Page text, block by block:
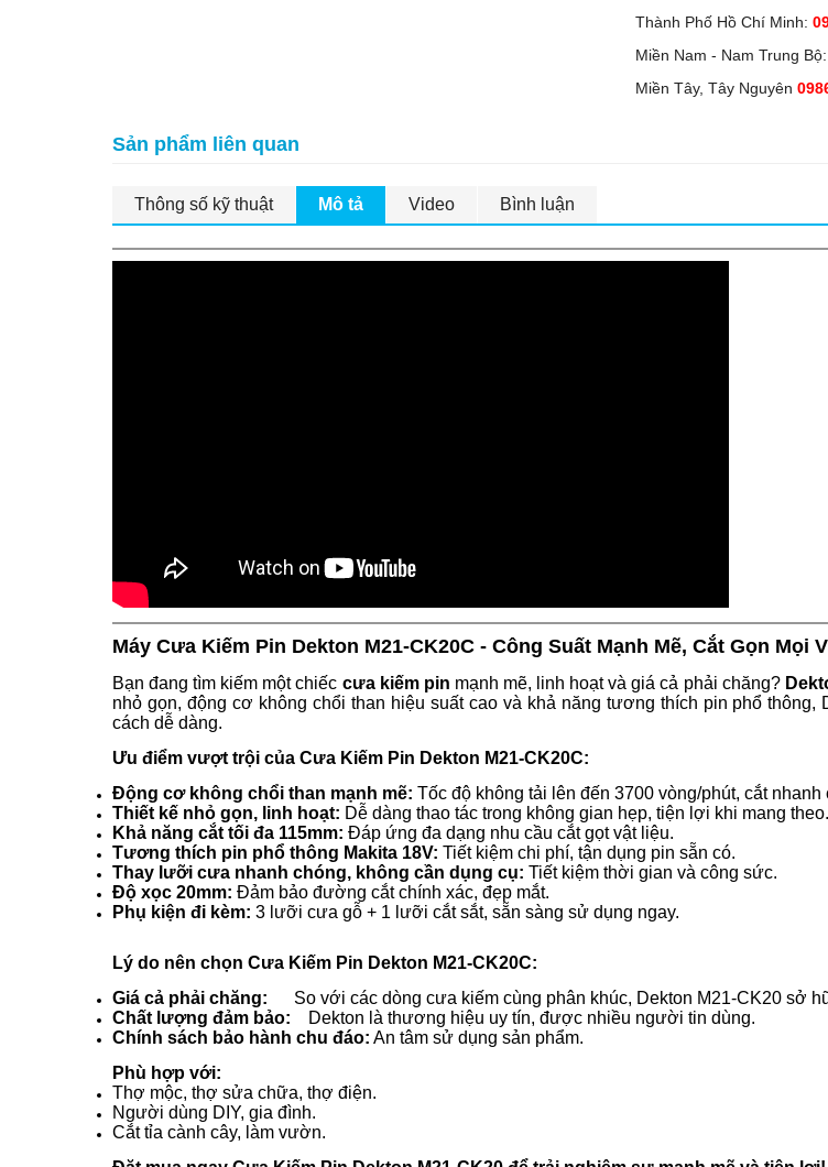
Thành Phố Hồ Chí Minh:
Miền Nam - Nam Trung Bộ:
Miền Tây, Tây Nguyên
Sản phẩm liên quan
Thông số kỹ thuật Mô tả Video Bình luận
Máy Cưa Kiếm Pin Dekton M21-CK20C - Công Suất Mạnh Mẽ, Cắt Gọn Mọi
Bạn đang tìm kiếm một chiếc cưa kiếm pin mạnh mẽ, linh hoạt và giá cả phải chăng?
nhỏ gọn, động cơ không chổi than hiệu suất cao và khả năng tương thích pin phổ
cách dễ dàng.
Ưu điểm vượt trội của Cưa Kiếm Pin Dekton M21-CK20C:
Động cơ không chổi than mạnh mẽ: Tốc độ không tải lên đến 3700 vòng/phút, cắt
Thiết kế nhỏ gọn, linh hoạt: Dễ dàng thao tác trong không gian hẹp, tiện lợi khi mang theo.
Khả năng cắt tối đa 115mm: Đáp ứng đa dạng nhu cầu cắt gọt vật liệu.
Tương thích pin phổ thông Makita 18V: Tiết kiệm chi phí, tận dụng pin sẵn có.
Thay lưỡi cưa nhanh chóng, không cần dụng cụ: Tiết kiệm thời gian và công sức.
Độ xọc 20mm: Đảm bảo đường cắt chính xác, đẹp mắt.
Phụ kiện đi kèm: 3 lưỡi cưa gỗ + 1 lưỡi cắt sắt, sẵn sàng sử dụng ngay.
Lý do nên chọn Cưa Kiếm Pin Dekton M21-CK20C:
Giá cả phải chăng:
So với các dòng cưa kiếm cùng phân khúc, Dekton M21-CK20 sở
Chất lượng đảm bảo: Dekton là thương hiệu uy tín, được nhiều người tin dùng.
Chính sách bảo hành chu đáo: An tâm sử dụng sản phẩm.
Phù hợp với:
Thợ mộc, thợ sửa chữa, thợ điện.
Người dùng DIY, gia đình.
Cắt tỉa cành cây, làm vườn.